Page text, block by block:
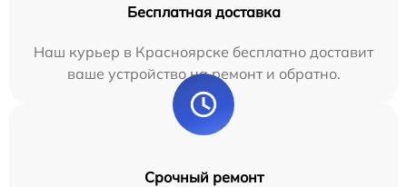
Бесплатная доставка
Наш курьер в Красноярске бесплатно доставит
ваше устройство на ремонт и обратно.
Срочный ремонт